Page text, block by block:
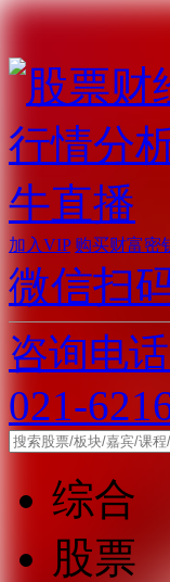
加入VIP 购买财富密
微信扫
咨询电话
021-
综合
股票